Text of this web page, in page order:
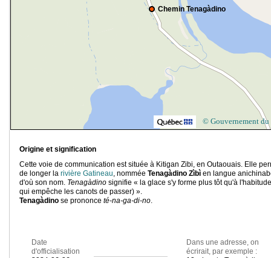
Chemin Tenagàdino
© Gouvernement du
Origine et signification
Cette voie de communication est située à Kitigan Zibi, en Outaouais. Elle
de longer la rivière Gatineau, nommée Tenagàdino Zìbì en langue
d'où son nom. Tenagàdino signifie « la glace s'y forme plus tôt qu'à
qui empêche les canots de passer) ».
Tenagàdino se prononce té-na-ga-di-no.
Date
d'officialisation
Dans une adresse, on
écrirait, par exemple :